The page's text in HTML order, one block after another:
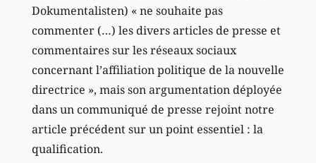
Dokumentalisten) « ne souhaite pas
commenter (…) les divers articles de presse et
commentaires sur les réseaux sociaux
concernant l’affiliation politique de la nouvelle
directrice », mais son argumentation déployée
dans un communiqué de presse rejoint notre
article précédent sur un point essentiel : la
qualification.